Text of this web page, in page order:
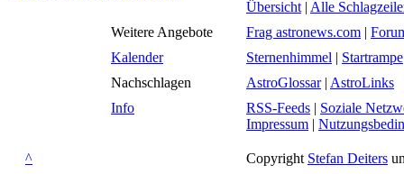
Übersicht | Alle
Weitere Angebote
Frag astronews.com |
Kalender
Sternenhimmel | Startrampe
Nachschlagen
AstroGlossar| AstroLinks
Info
RSS-Feeds | Soziale
Impressum |
^ Copyright Stefan Deiters